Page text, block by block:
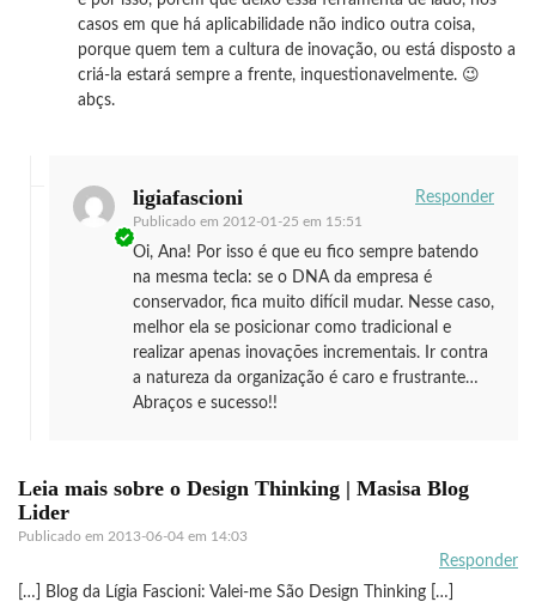
casos em que há aplicabilidade não indico outra coisa,
porque quem tem a cultura de inovação, ou está disposto a
criá-la estará sempre a frente, inquestionavelmente. 😉
abçs.
ligiafascioni
Publicado em 2012-01-25 em 15:51
Responder
Oi, Ana! Por isso é que eu fico sempre batendo
na mesma tecla: se o DNA da empresa é
conservador, fica muito difícil mudar. Nesse caso,
melhor ela se posicionar como tradicional e
realizar apenas inovações incrementais. Ir contra
a natureza da organização é caro e frustrante…
Abraços e sucesso!!
Leia mais sobre o Design Thinking | Masisa Blog
Lider
Publicado em 2013-06-04 em 14:03
Responder
[…] Blog da Lígia Fascioni: Valei-me São Design Thinking […]